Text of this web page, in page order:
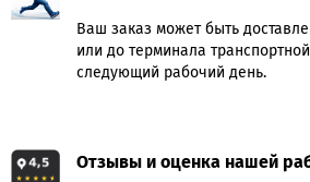
Ваш заказ может быть
или до терминала
следующий рабочий день.
Отзывы и оценка нашей